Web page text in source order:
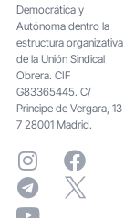
Democrática y
Autónoma dentro la
estructura organizativa
de la Unión Sindical
Obrera. CIF
G83365445. C/
Principe de Vergara, 13
7 28001 Madrid.